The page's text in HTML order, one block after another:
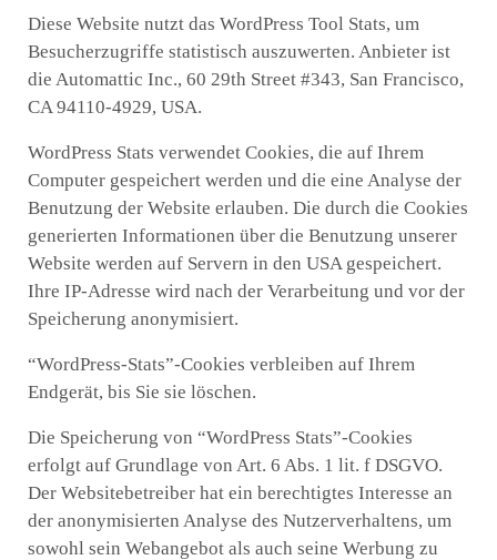
Diese Website nutzt das WordPress Tool Stats, um
Besucherzugriffe statistisch auszuwerten. Anbieter ist
die Automattic Inc., 60 29th Street #343, San Francisco,
CA 94110-4929, USA.
WordPress Stats verwendet Cookies, die auf Ihrem
Computer gespeichert werden und die eine Analyse der
Benutzung der Website erlauben. Die durch die Cookies
generierten Informationen über die Benutzung unserer
Website werden auf Servern in den USA gespeichert.
Ihre IP-Adresse wird nach der Verarbeitung und vor der
Speicherung anonymisiert.
“WordPress-Stats”-Cookies verbleiben auf Ihrem
Endgerät, bis Sie sie löschen.
Die Speicherung von “WordPress Stats”-Cookies
erfolgt auf Grundlage von Art. 6 Abs. 1 lit. f DSGVO.
Der Websitebetreiber hat ein berechtigtes Interesse an
der anonymisierten Analyse des Nutzerverhaltens, um
sowohl sein Webangebot als auch seine Werbung zu